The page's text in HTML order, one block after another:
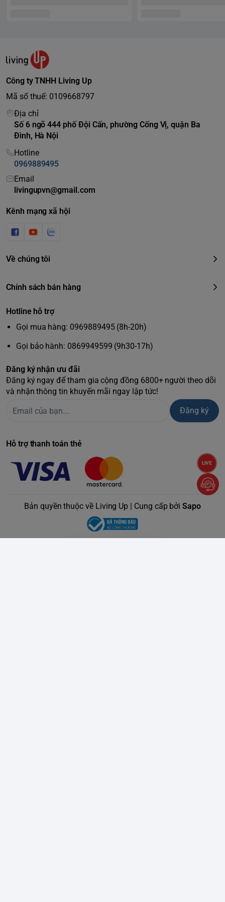
Công ty TNHH Living Up
Mã số thuế: 0109668797
Địa chỉ
Số 6 ngõ 444 phố Đội Cấn, phường Cống Vị, quận Ba
Đình, Hà Nội
Hotline
0969889495
Email
livingupvn@gmail.com
Kênh mạng xã hội
Về chúng tôi
Chính sách bán hàng
Hotline hỗ trợ
Gọi mua hàng: 0969889495 (8h-20h)
Gọi bảo hành: 0869949599 (9h30-17h)
Đăng ký nhận ưu đãi
Đăng ký ngay để tham gia cộng đồng 6800+ người theo dõi
và nhận thông tin khuyến mãi ngay lập tức!
Đăng ký
Hỗ trợ thanh toán thẻ
Bản quyền thuộc về Living Up | Cung cấp bởiSapo
LIVE